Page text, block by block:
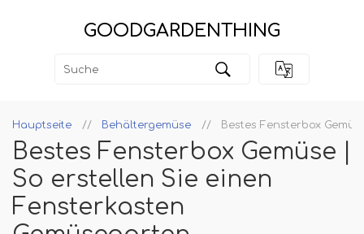
GOODGARDENTHING
Hauptseite Behältergemüse Bestes Fensterbox
Bestes Fensterbox Gemüse |
So erstellen Sie einen
Fensterkasten